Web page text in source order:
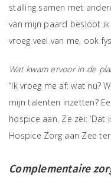
stalling samen met
van mijn paard besloot
vroeg veel van me, ook
Wat kwam ervoor in de
“Ik vroeg me af: wat nu?
mijn talenten inzetten?
hospice aan. Ze zei: ‘Dat
Hospice Zorg aan Zee
Complementaire